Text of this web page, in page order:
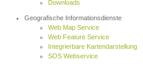
Downloads
Geografische Informationsdienste
Web Map Service
Web Feature Service
Integrierbare Kartendarstellung
SOS Webservice